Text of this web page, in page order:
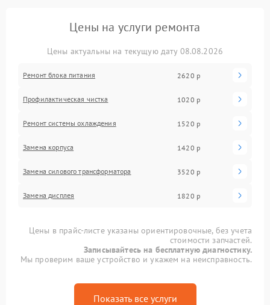
Цены на услуги ремонта
Цены актуальны на текущую дату 08.08.2026
Ремонт блока питания 2620 р
Профилактическая чистка 1020 р
Ремонт системы охлаждения 1520 р
Замена корпуса 1420 р
Замена силового трансформатора 3520 р
Замена дисплея 1820 р
Цены в прайс-листе указаны ориентировочные, без учета
стоимости запчастей.
Записывайтесь на бесплатную диагностику.
Мы проверим ваше устройство и укажем на неисправность.
Показать все услуги